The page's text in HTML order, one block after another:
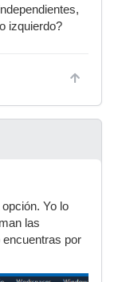
izquierdo?
Yo lo
las
encuentras por